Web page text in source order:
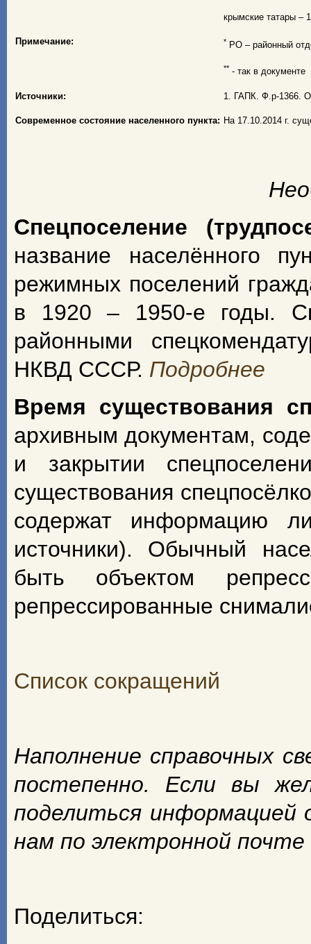
крымские татары –
Примечание: * РО – районный
** - так в документе
Источники: 1. ГАПК. Ф.р-1366.
Современное состояние населенного пункта: На 17.10.2014 г.
Спецпоселение
название населённого
режимных поселений
в 1920 – 1950-е годы.
районными
НКВД СССР. Подробнее
Время существования
архивным документам,
и закрытии
существования
содержат информацию
источники). Обычный
быть объектом
репрессированные
Список сокращений
Наполнение справочных
постепенно. Если вы
поделиться информацией
нам по электронной почте
Поделиться: